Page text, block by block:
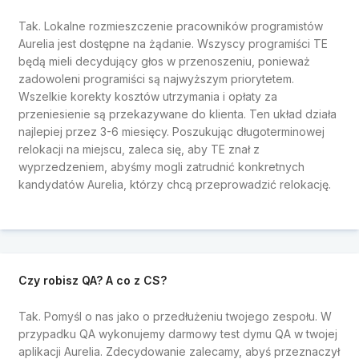
Tak. Lokalne rozmieszczenie pracowników programistów
Aurelia jest dostępne na żądanie. Wszyscy programiści TE
będą mieli decydujący głos w przenoszeniu, ponieważ
zadowoleni programiści są najwyższym priorytetem.
Wszelkie korekty kosztów utrzymania i opłaty za
przeniesienie są przekazywane do klienta. Ten układ działa
najlepiej przez 3-6 miesięcy. Poszukując długoterminowej
relokacji na miejscu, zaleca się, aby TE znał z
wyprzedzeniem, abyśmy mogli zatrudnić konkretnych
kandydatów Aurelia, którzy chcą przeprowadzić relokację.
Czy robisz QA? A co z CS?
Tak. Pomyśl o nas jako o przedłużeniu twojego zespołu. W
przypadku QA wykonujemy darmowy test dymu QA w twojej
aplikacji Aurelia. Zdecydowanie zalecamy, abyś przeznaczył